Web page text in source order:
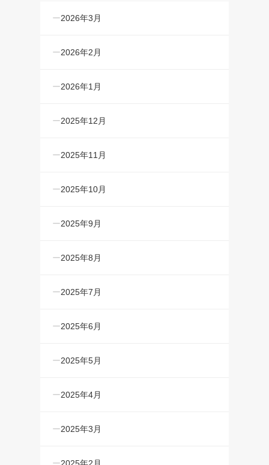
2026年3月
2026年2月
2026年1月
2025年12月
2025年11月
2025年10月
2025年9月
2025年8月
2025年7月
2025年6月
2025年5月
2025年4月
2025年3月